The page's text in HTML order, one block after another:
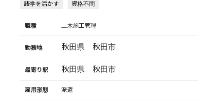
語学を活かす
資格不問
職種 土木施工管理
勤務地 秋田県 秋田市
最寄り駅 秋田県 秋田市
雇用形態 派遣